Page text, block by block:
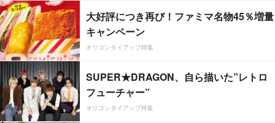
大好評につき再び！ファミマ名物45％増量
キャンペーン
オリコンタイアップ特集
SUPER★DRAGON、自ら描いた”レトロ
フューチャー”
オリコンタイアップ特集